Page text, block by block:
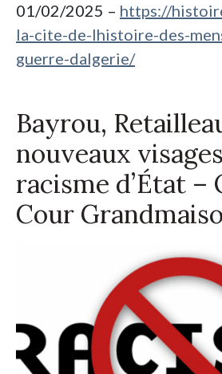
01/02/2025 – https://
la-cite-de-lhistoire-des-
guerre-dalgerie/
Bayrou,
nouveaux
racisme d’État –
Cour